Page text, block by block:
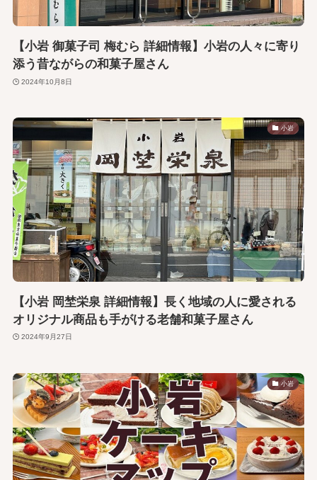
【小岩 御菓子司 梅むら 詳細情報】小岩の人々に寄り
添う昔ながらの和菓子屋さん
2024年10月8日
小岩
【小岩 岡埜栄泉 詳細情報】長く地域の人に愛される
オリジナル商品も手がける老舗和菓子屋さん
2024年9月27日
小岩